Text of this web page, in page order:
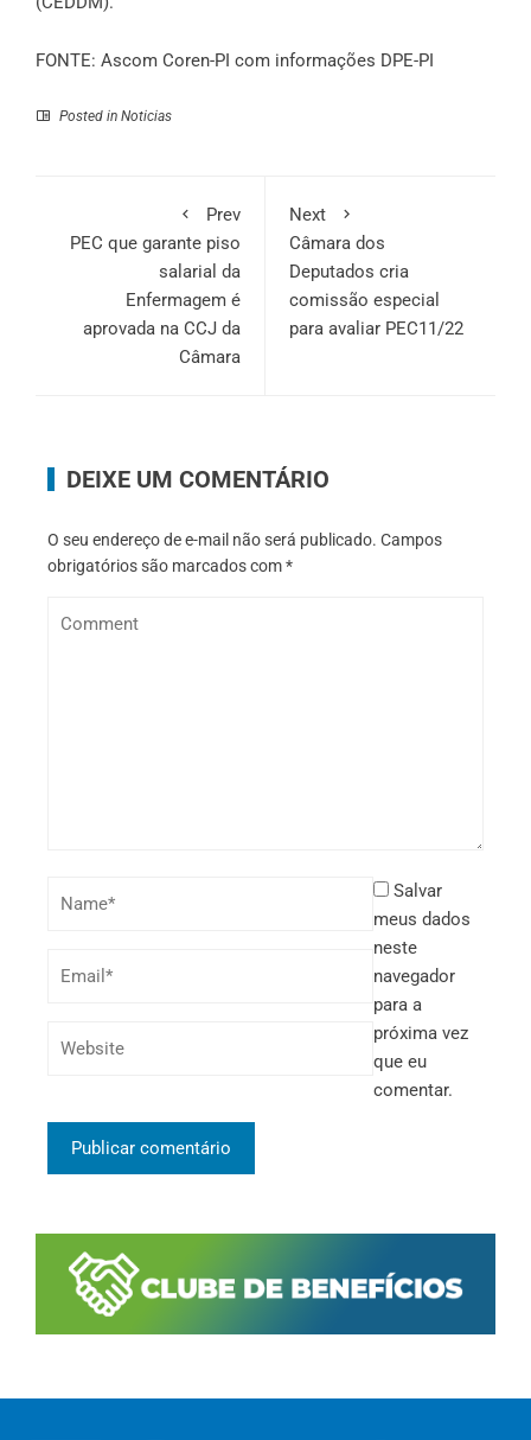
FONTE: Ascom Coren-PI com informações DPE-PI
Posted in Noticias
Prev
PEC que garante piso
salarial da
Enfermagem é
aprovada na CCJ da
Câmara
Next
Câmara dos
Deputados cria
comissão especial
para avaliar PEC11/22
DEIXE UM COMENTÁRIO
O seu endereço de e-mail não será publicado. Campos
obrigatórios são marcados com*
Salvar
meus dados
neste
navegador
para a
próxima vez
que eu
comentar.